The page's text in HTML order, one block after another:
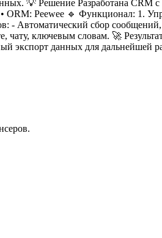
💡 Решение Разработана CRM
ORM: Peewee 🔹 Функционал: 1.
- Автоматический сбор
ключевым словам. 🚀
экспорт данных для